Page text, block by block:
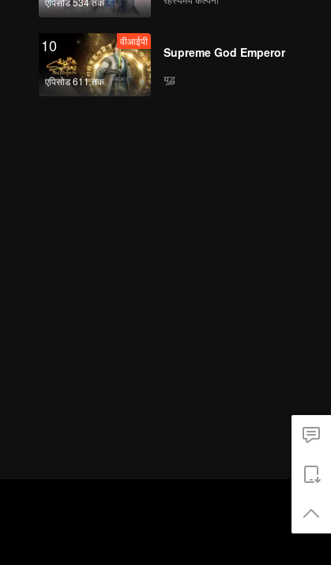
10
एपिसोड 611 तक
वीआईपी
Supreme God Emperor
युद्ध